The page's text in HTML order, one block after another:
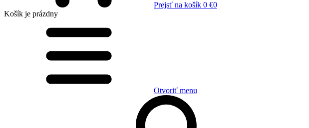
Prejsť na košík 0 €0
Košík je prázdny
Otvoriť menu